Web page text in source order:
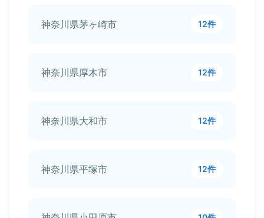
神奈川県茅ヶ崎市 12件
神奈川県厚木市 12件
神奈川県大和市 12件
神奈川県平塚市 12件